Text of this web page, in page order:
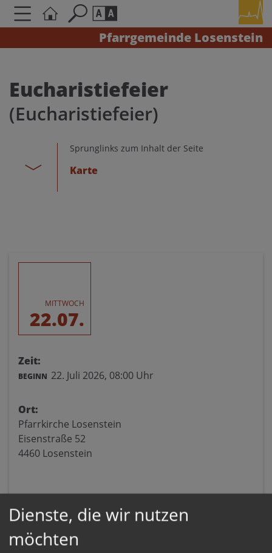
Pfarrgemeinde Losenstein
Schriftgröße
AAA
Kontrasteinstellungen
A
Eucharistiefeier
(Eucharistiefeier)
Sprunglinks zum Inhalt der Seite
Karte
MITTWOCH
22.07.
Zeit:
BEGINN 22. Juli 2026, 08:00 Uhr
Ort:
Pfarrkirche Losenstein
Eisenstraße 52
4460 Losenstein
Dienste, die wir nutzen
möchten